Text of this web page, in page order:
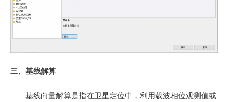
三、基线解算
基线向量解算是指在卫星定位中，利用载波相位观测值或